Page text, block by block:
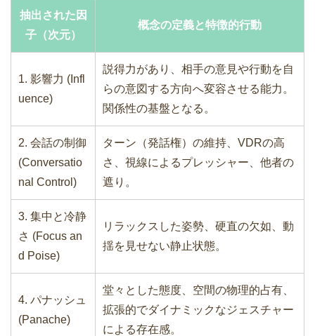
抽出された因
子（次元）
概念の定義と特徴的行動
1. 影響力 (Infl
uence)
説得力があり、相手の意見や行動を自
らの意図する方向へ変容させる能力。
関係性の基盤となる。
2. 会話の制御
(Conversatio
nal Control)
ターン（発話権）の維持、VDRの高
さ、視線によるプレッシャー、他者の
遮り。
3. 集中と冷静
さ (Focus an
d Poise)
リラックスした姿勢、硬直の欠如、動
揺を見せない静止状態。
4. パナッシュ
(Panache)
堂々とした態度、空間の物理的占有、
拡張的でダイナミックなジェスチャー
による存在感。